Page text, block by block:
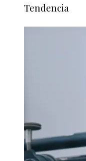
Tendencia